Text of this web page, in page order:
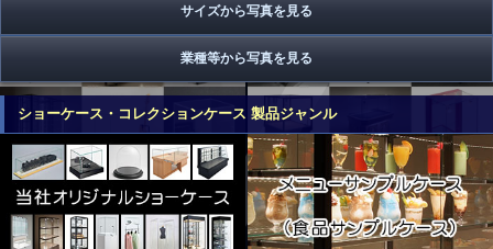
サイズから写真を見る
業種等から写真を見る
ショーケース・コレクションケース 製品ジャンル